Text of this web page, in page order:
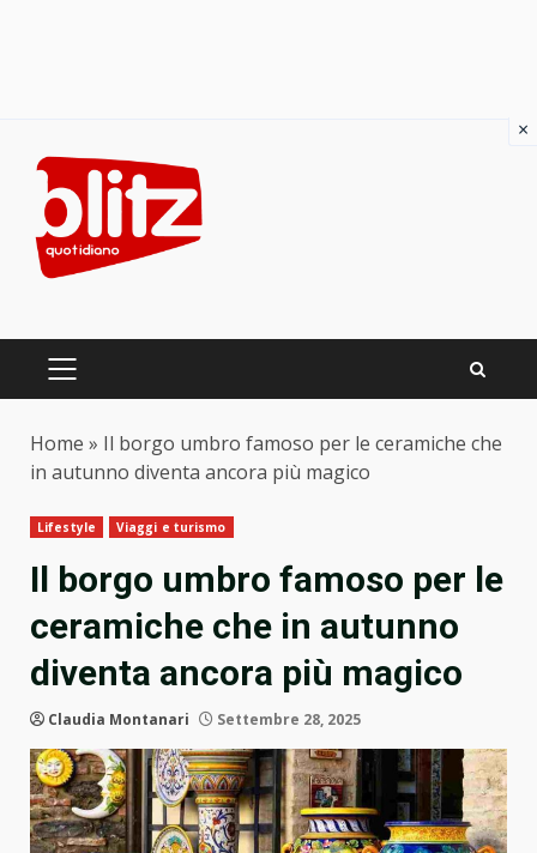
content
PRIMARY
Home » Il borgo umbro famoso per le ceramiche che
in autunno diventa ancora più magico
Lifestyle Viaggi e turismo
Il borgo umbro famoso per le
ceramiche che in autunno
diventa ancora più magico
Claudia Montanari Settembre 28, 2025
×